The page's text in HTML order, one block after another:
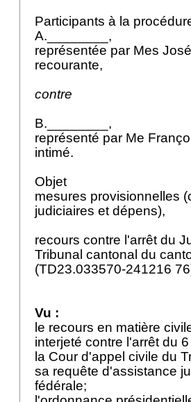
Participants à la
A.________,
représentée par Mes
recourante,
contre
B.________,
représenté par Me
intimé.
Objet
mesures provisionnelles
judiciaires et dépens),
recours contre l'arrêt du
Tribunal cantonal du
(TD23.033570-241216
Vu :
le recours en matière
interjeté contre l'arrêt du
la Cour d'appel civile du
sa requête d'assistance
fédérale;